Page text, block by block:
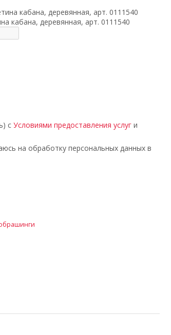
кабана, деревянная, арт. 0111540
с Условиями предоставления услуги
на обработку персональных данных в